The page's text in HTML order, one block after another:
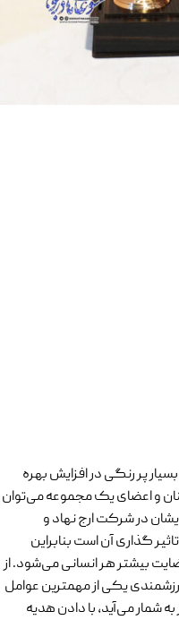
پر رنگی در افزایش بهره
و اعضای یک مجموعه می‌توان
در شرکت ارج نهاد و
گذاری آن است بنابراین
بیشتر هر انسانی می‌شود. از
یکی از مهمترین عوامل
می‌آید، با دادن هدیه